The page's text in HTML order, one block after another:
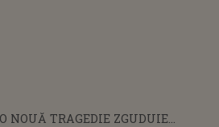
O NOUĂ TRAGEDIE ZGUDUIE